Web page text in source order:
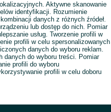
Aktywne skanowanie
identyfikacji. Rozumienie
danych z różnych źródeł.
lub dostęp do nich. Pomiar
usług. Tworzenie profili w
profili w celu spersonalizowanych
danych do wyboru reklam.
danych do wyboru treści. Pomiar
profili do wyboru
profili w celu doboru